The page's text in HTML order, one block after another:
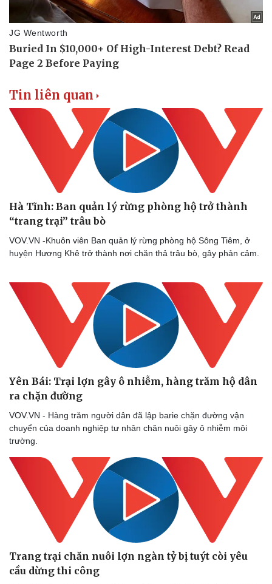
Tin liên quan
Hà Tĩnh: Ban quản lý rừng phòng hộ trở thành
“trang trại” trâu bò
VOV.VN -Khuôn viên Ban quản lý rừng phòng hộ Sông Tiêm, ở
huyện Hương Khê trở thành nơi chăn thả trâu bò, gây phản cảm.
Yên Bái: Trại lợn gây ô nhiễm, hàng trăm hộ dân
ra chặn đường
VOV.VN - Hàng trăm người dân đã lập barie chặn đường vận
chuyển của doanh nghiệp tư nhân chăn nuôi gây ô nhiễm môi
trường.
Trang trại chăn nuôi lợn ngàn tỷ bị tuýt còi yêu
cầu dừng thi công